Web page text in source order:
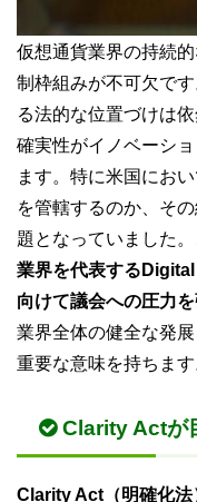
仮想通貨業界の持続
制枠組みが不可欠で
る法的な位置づけは
確実性がイノベーシ
ます。特に米国にお
を管轄するのか、そ
題となっていました
業界を代表する
向けて議会への圧力
業界全体の健全な発
重要な意味を持ちます
Clarity Actが
Clarity Act（明確化法